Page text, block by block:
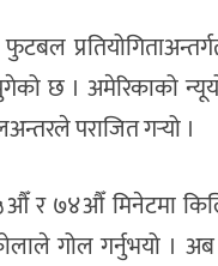
छ । अमेरिकाको
पराजित गर्‍यो ।
र ७४औँ मिनेटमा
गोल गर्नुभयो ।